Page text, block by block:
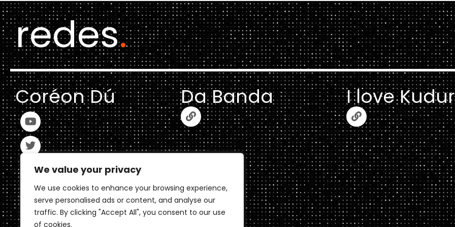
We value your privacy
We use cookies to enhance your browsing experience,
serve personalised ads or content, and analyse our
traffic. By clicking "Accept All", you consent to our use
of cookies.
redes.
Coréon Dú Da Banda I love